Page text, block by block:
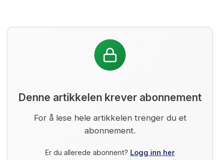
Denne artikkelen krever abonnement
For å lese hele artikkelen trenger du et
abonnement.
Er du allerede abonnent? Logg inn her